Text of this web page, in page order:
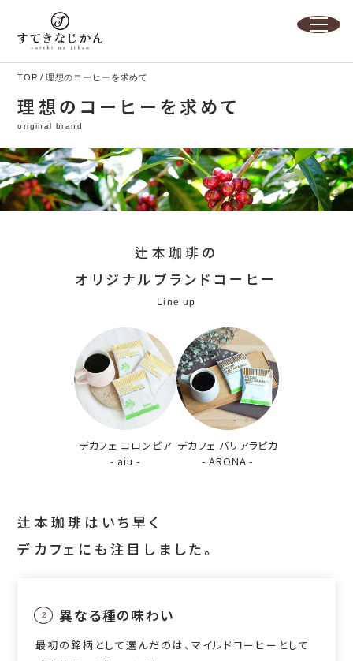
TOP 理想のコーヒーを求めて
理想のコーヒーを求めて
original brand
辻本珈琲の
オリジナルブランドコーヒー
Line up
デカフェ コロンビア
- aiu -
デカフェ バリアラビカ
- ARONA -
辻本珈琲はいち早く
デカフェにも注目しました。
2 異なる種の味わい
最初の銘柄として選んだのは、マイルドコーヒーとして